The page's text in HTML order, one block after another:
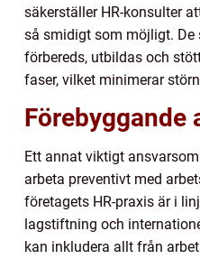
säkerställer HR-konsulter
så smidigt som möjligt. De
förbereds, utbildas och
faser, vilket minimerar
Förebyggande
Ett annat viktigt
arbeta preventivt med
företagets HR-praxis är i
lagstiftning och
kan inkludera allt från